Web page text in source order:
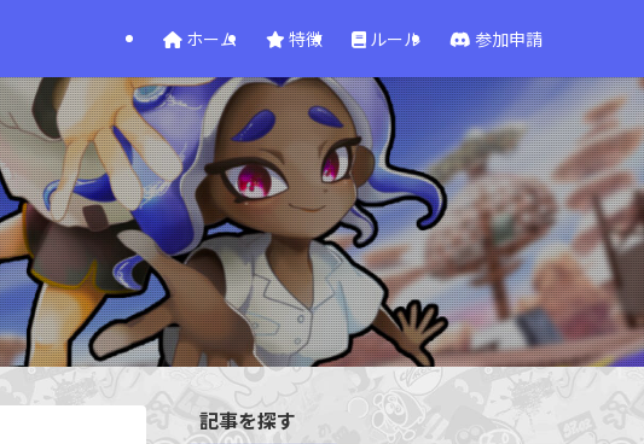
ホーム 特徴 ルール 参加申請
記事を探す